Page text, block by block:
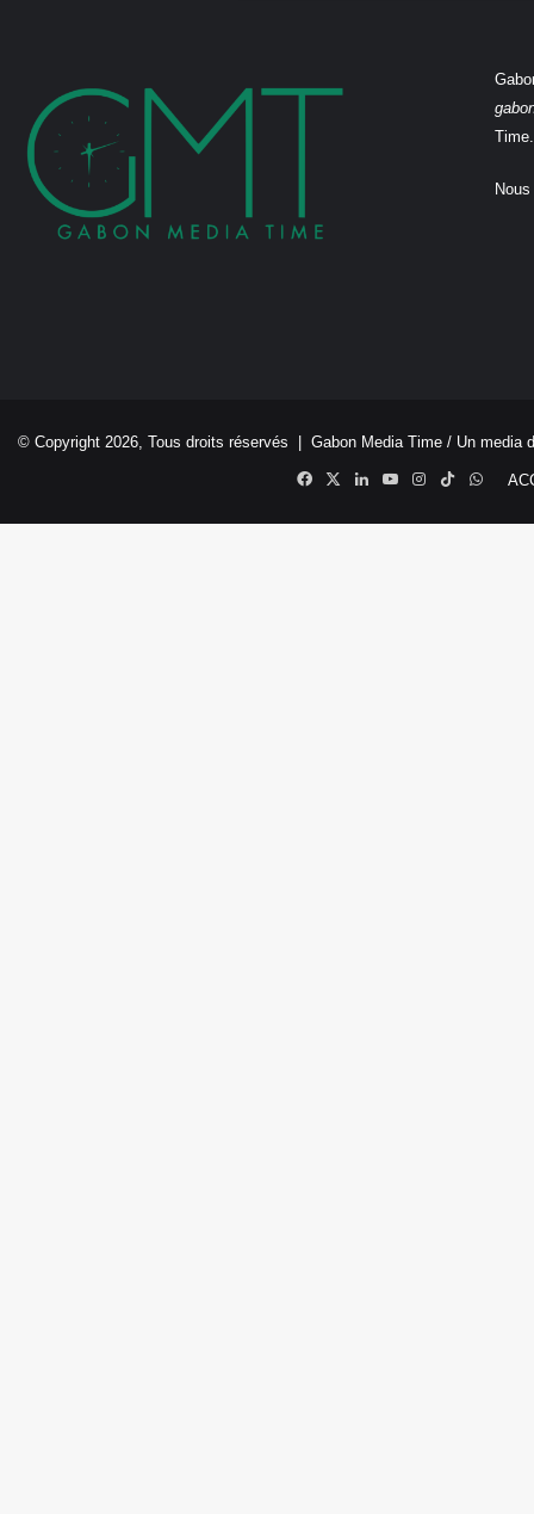
Time.
© Copyright 2026, Tous droits réservés | Gabon Media Time / Un media
Facebook
X LinkedinYouTubeInstagram
TikTok